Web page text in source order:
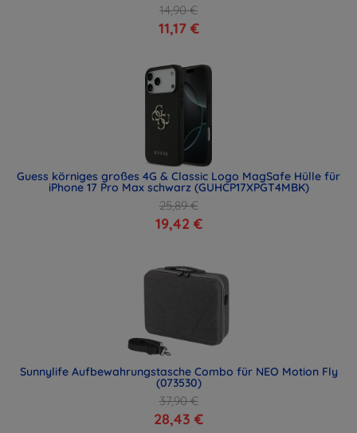
14,90 €
11,17 €
Guess körniges großes 4G & Classic Logo MagSafe Hülle für
iPhone 17 Pro Max schwarz (GUHCP17XPGT4MBK)
25,89 €
19,42 €
Sunnylife Aufbewahrungstasche Combo für NEO Motion Fly
(073530)
37,90 €
28,43 €